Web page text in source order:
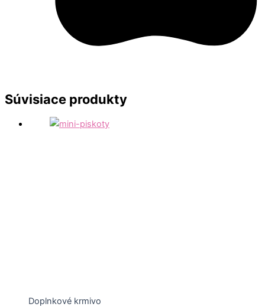
Súvisiace produkty
Doplnkové krmivo